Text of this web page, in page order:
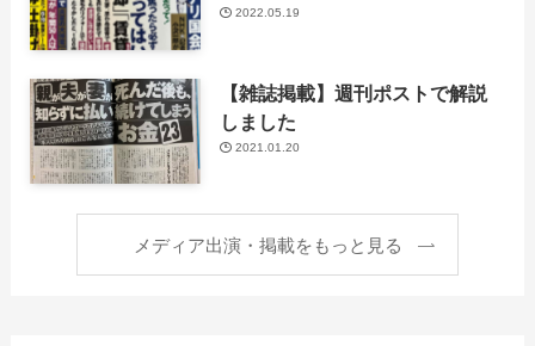
2022.05.19
【雑誌掲載】週刊ポストで解説
しました
2021.01.20
メディア出演・掲載をもっと見る